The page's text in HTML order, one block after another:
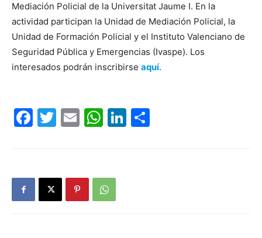
Mediación Policial de la Universitat Jaume I. En la
actividad participan la Unidad de Mediación Policial, la
Unidad de Formación Policial y el Instituto Valenciano de
Seguridad Pública y Emergencias (Ivaspe). Los
interesados podrán inscribirse aquí.
Facebook
Twitter
EmailWhatsApp
LinkedIn